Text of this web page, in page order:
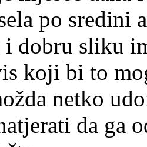
po sredini
i dobru sliku
koji bi to
netko
da ga